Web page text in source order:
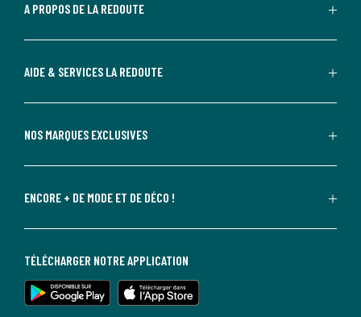
A PROPOS DE LA REDOUTE
AIDE & SERVICES LA REDOUTE
NOS MARQUES EXCLUSIVES
ENCORE + DE MODE ET DE DÉCO !
TÉLÉCHARGER NOTRE APPLICATION